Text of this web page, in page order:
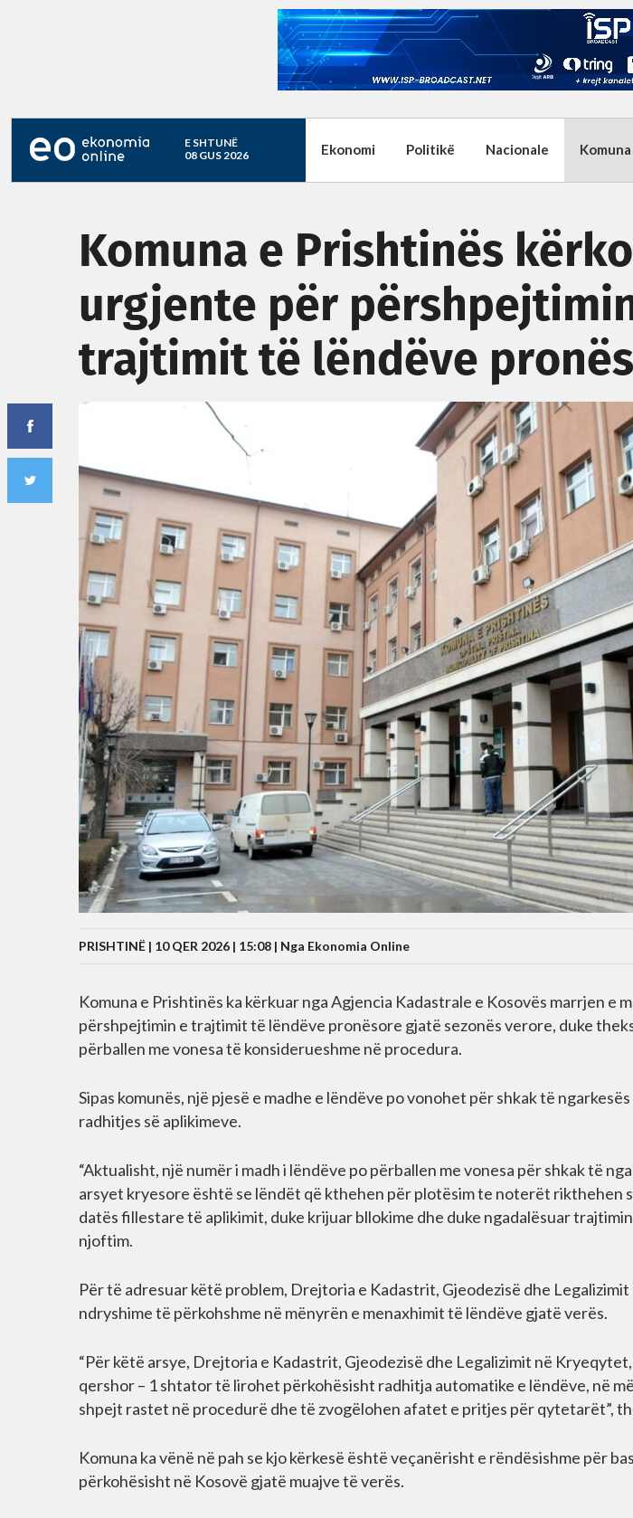
E SHTUNË
08 GUS 2026
Ekonomi Politikë Nacionale Komuna
Komuna e Prishtinës
urgjente për
trajtimit të lëndëve
PRISHTINË | 10 QER 2026 | 15:08 | Nga Ekonomia Online
Komuna e Prishtinës ka kërkuar nga Agjencia Kadastrale e Kosovës marrjen e
përshpejtimin e trajtimit të lëndëve pronësore gjatë sezonës verore, duke
përballen me vonesa të konsiderueshme në procedura.
Sipas komunës, një pjesë e madhe e lëndëve po vonohet për shkak të
radhitjes së aplikimeve.
“Aktualisht, një numër i madh i lëndëve po përballen me vonesa për shkak të
arsyet kryesore është se lëndët që kthehen për plotësim te noterët rikthehen
datës fillestare të aplikimit, duke krijuar bllokime dhe duke ngadalësuar
njoftim.
Për të adresuar këtë problem, Drejtoria e Kadastrit, Gjeodezisë dhe
ndryshime të përkohshme në mënyrën e menaxhimit të lëndëve gjatë verës.
“Për këtë arsye, Drejtoria e Kadastrit, Gjeodezisë dhe Legalizimit në
qershor – 1 shtator të lirohet përkohësisht radhitja automatike e lëndëve, në
shpejt rastet në procedurë dhe të zvogëlohen afatet e pritjes për qytetarët”,
Komuna ka vënë në pah se kjo kërkesë është veçanërisht e rëndësishme për
përkohësisht në Kosovë gjatë muajve të verës.